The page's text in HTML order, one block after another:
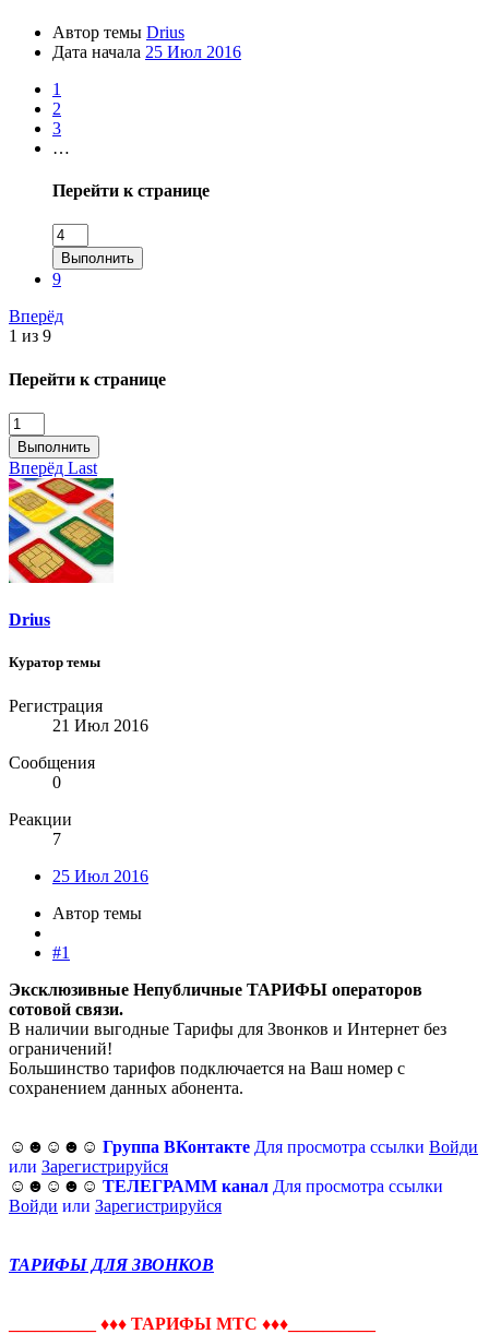
Автор темы Drius
Дата начала 25 Июл 2016
1
2
3
…
Перейти к странице
Выполнить
9
Вперёд
1 из 9
Перейти к странице
Выполнить
Вперёд Last
Drius
Куратор темы
Регистрация
21 Июл 2016
Сообщения
0
Реакции
7
25 Июл 2016
Автор темы
#1
Эксклюзивные Непубличные ТАРИФЫ операторов
сотовой связи.
В наличии выгодные Тарифы для Звонков и Интернет без
ограничений!
Большинство тарифов подключается на Ваш номер с
сохранением данных абонента.
☺☻☺☻☺ Группа ВКонтакте Для просмотра ссылки Войди
или Зарегистрируйся
☺☻☺☻☺ ТЕЛЕГРАММ канал Для просмотра ссылки
Войди или Зарегистрируйся
ТАРИФЫ ДЛЯ ЗВОНКОВ
♦♦♦ ТАРИФЫ МTС ♦♦♦